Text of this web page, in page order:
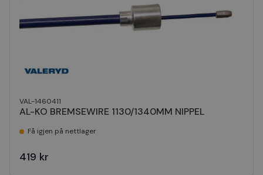
VAL-1460411
AL-KO BREMSEWIRE 1130/1340MM NIPPEL
Få igjen på nettlager
419 kr